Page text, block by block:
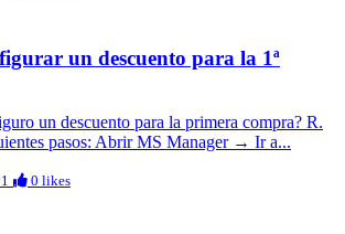
un descuento para la 1ª
un descuento para la primera compra? R.
pasos: Abrir MS Manager → Ir a...
0 likes